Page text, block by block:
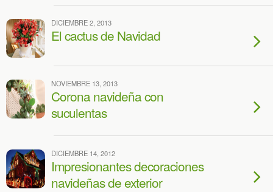
DICIEMBRE 2, 2013
El cactus de Navidad
NOVIEMBRE 13, 2013
Corona navideña con
suculentas
DICIEMBRE 14, 2012
Impresionantes decoraciones
navideñas de exterior